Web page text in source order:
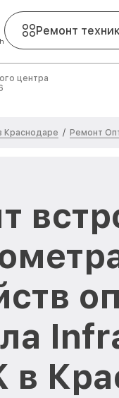
Ремонт
центра
Краснодаре / Ремонт
в